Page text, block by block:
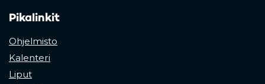
Pikalinkit
Ohjelmisto
Kalenteri
Liput